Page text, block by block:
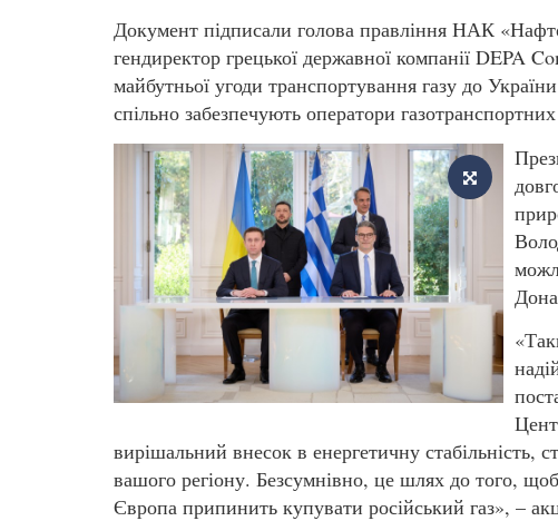
Документ підписали голова правління НАК
гендиректор грецької державної компанії DEPA
майбутньої угоди транспортування газу до
спільно забезпечують оператори
вирішальний внесок в енергетичну стабільність,
вашого регіону. Безсумнівно, це шлях до того,
Європа припинить купувати російський газ», –